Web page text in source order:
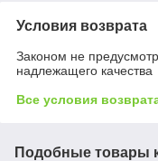
Условия возврата
Законом не
надлежащего качества
Все условия
Подобные товары